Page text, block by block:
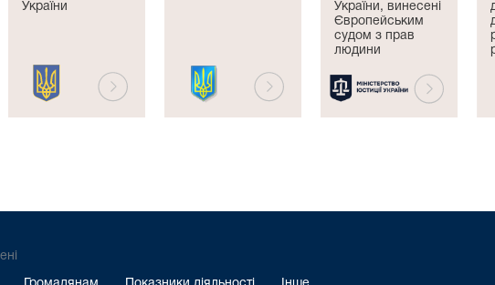
України
України, винесені
Європейським
судом з прав
людини